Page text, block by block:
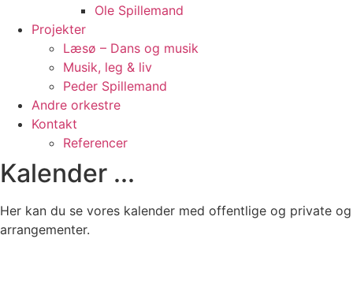
Ole Spillemand
Projekter
Læsø – Dans og musik
Musik, leg & liv
Peder Spillemand
Andre orkestre
Kontakt
Referencer
Kalender ...
Her kan du se vores kalender med offentlige og private og
arrangementer.